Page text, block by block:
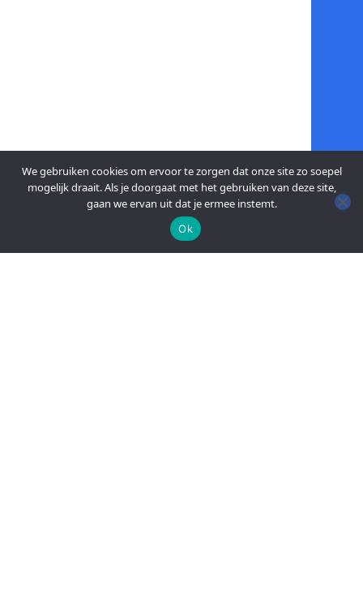
We gebruiken cookies om ervoor te zorgen dat onze site zo soepel
mogelijk draait. Als je doorgaat met het gebruiken van deze site,
gaan we ervan uit dat je ermee instemt.
Ok